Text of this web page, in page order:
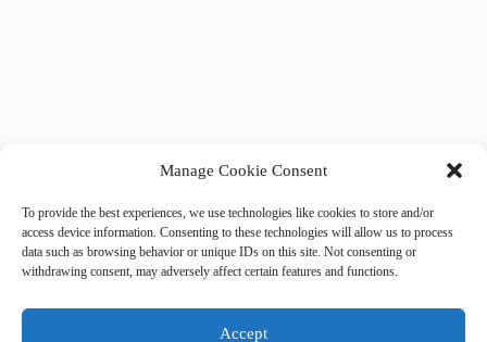
Manage Cookie Consent
To provide the best experiences, we use technologies like cookies to store and/or
access device information. Consenting to these technologies will allow us to process
data such as browsing behavior or unique IDs on this site. Not consenting or
withdrawing consent, may adversely affect certain features and functions.
Accept
ถ้าสนใจ Blog สรุปต่างๆ ลองมา Subscribe กันได้ครับ เดี๋ยว
จะมีเมล์จากdonotreply@wordpress.comมาให้กด Confirm
อีกทีครับ